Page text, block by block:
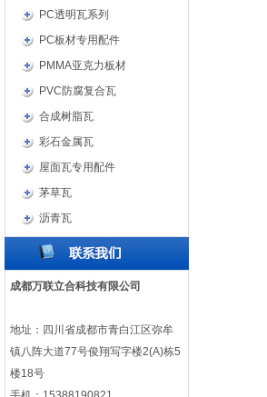
PC透明瓦系列
PC板材专用配件
PMMA亚克力板材
PVC防腐复合瓦
合成树脂瓦
彩石金属瓦
屋面瓦专用配件
茅草瓦
沥青瓦
成都万联立合科技有限公司
地址：四川省成都市青白江区弥牟
镇八阵大道77号俊翔写字楼2(A)栋5
楼18号